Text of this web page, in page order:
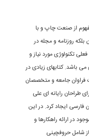
چاپ و با
و مجله در
مورد نیاز و
زیادی در
و متخصصان
رایانه ای علی
کرد. در این
راهکارها و